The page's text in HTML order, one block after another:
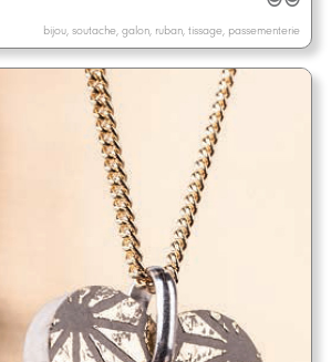
bijou, soutache, galon, ruban, tissage, passementerie